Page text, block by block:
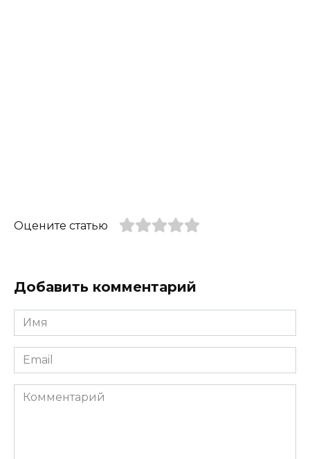
Оцените статью
Добавить комментарий
Имя
*
Email
*
Комментарий